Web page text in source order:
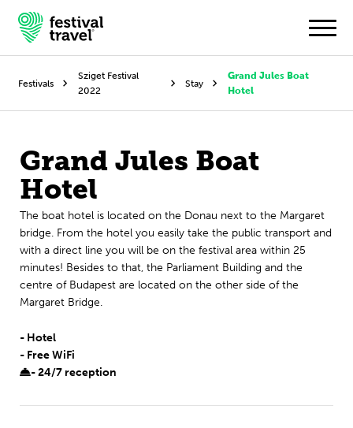
Festivals
Travel
Experience
Contact
Dutch
English
Festivals
Sziget Festival
2022
Stay
Grand Jules Boat
Hotel
Grand Jules Boat
Hotel
The boat hotel is located on the Donau next to the Margaret
bridge. From the hotel you easily take the public transport and
with a direct line you will be on the festival area within 25
minutes! Besides to that, the Parliament Building and the
centre of Budapest are located on the other side of the
Margaret Bridge.
- Hotel
- Free WiFi
- 24/7 reception